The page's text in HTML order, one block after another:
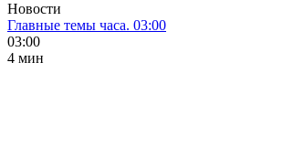
Новости
Главные темы часа. 03:00
03:00
4 мин